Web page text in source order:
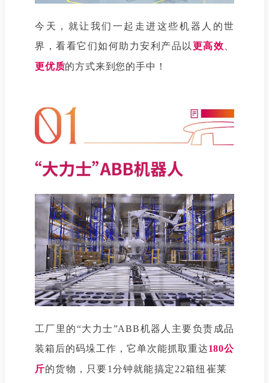
今天，就让我们一起走进这些机器人的世
界，看看它们如何助力安利产品以 更高效
更优质的方式来到您的手中！
工厂里的“大力士”ABB机器人主要负责成品
装箱后的码垛工作，它单次能抓取重达180公
斤的货物，只要1分钟就能搞定22箱纽崔莱